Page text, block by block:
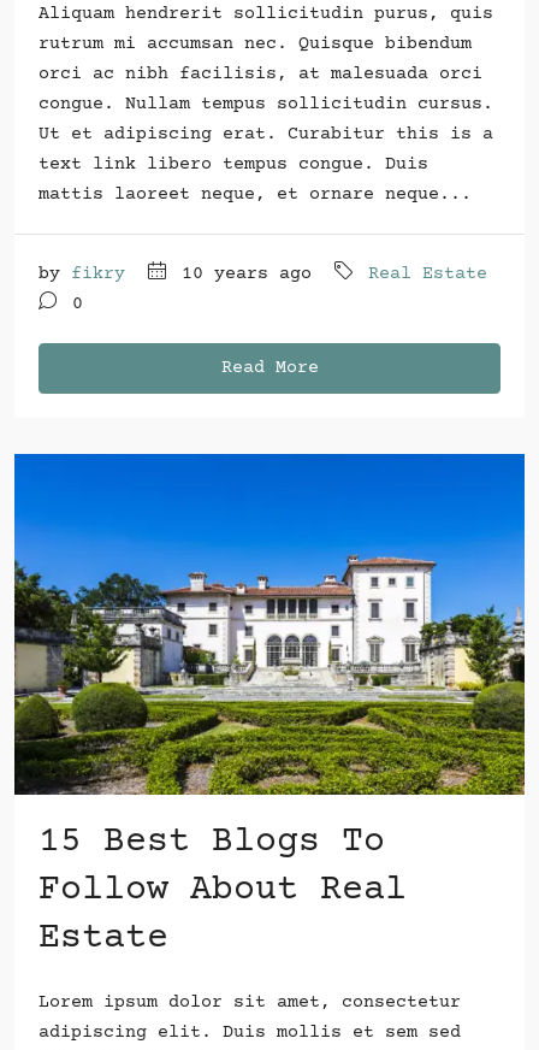
Aliquam hendrerit sollicitudin purus, quis
rutrum mi accumsan nec. Quisque bibendum
orci ac nibh facilisis, at malesuada orci
congue. Nullam tempus sollicitudin cursus.
Ut et adipiscing erat. Curabitur this is a
text link libero tempus congue. Duis
mattis laoreet neque, et ornare neque...
by fikry 10 years ago
Real Estate
0
Read More
15 Best Blogs To
Follow About Real
Estate
Lorem ipsum dolor sit amet, consectetur
adipiscing elit. Duis mollis et sem sed